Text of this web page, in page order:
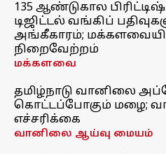
135 ஆண்டுகால
டிஜிட்டல் வங்கிப்
அங்கீகாரம்;
நிறைவேற்றம்
மக்களவை
தமிழ்நாடு வானிலை
கொட்டப்போகும் மழை;
எச்சரிக்கை
வானிலை ஆய்வு மையம்